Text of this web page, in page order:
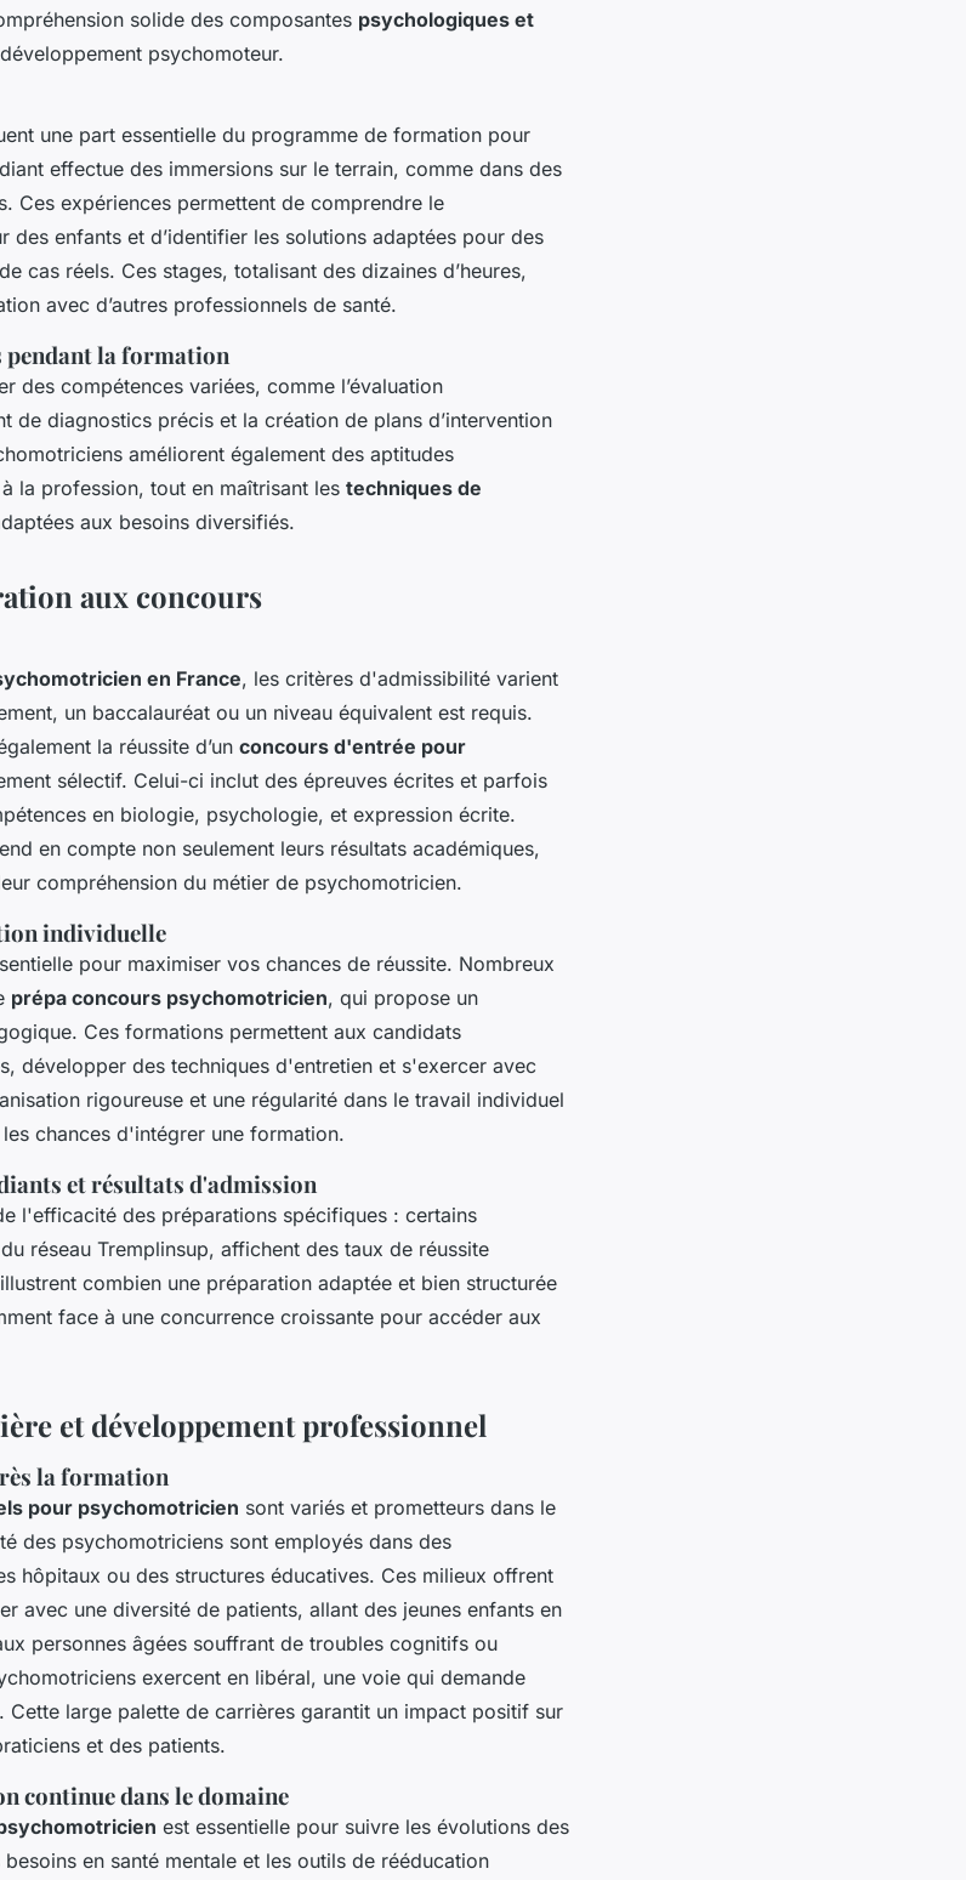
solide des composantes psychologiques et
psychomoteur.
une part essentielle du programme de formation pour
effectue des immersions sur le terrain, comme dans des
Ces expériences permettent de comprendre le
des enfants et d’identifier les solutions adaptées pour des
cas réels. Ces stages, totalisant des dizaines d’heures,
avec d’autres professionnels de santé.
pendant la formation
des compétences variées, comme l’évaluation
de diagnostics précis et la création de plans d’intervention
améliorent également des aptitudes
la profession, tout en maîtrisant les techniques de
aux besoins diversifiés.
aux concours
en France, les critères d'admissibilité varient
un baccalauréat ou un niveau équivalent est requis.
la réussite d’un concours d'entrée pour
sélectif. Celui-ci inclut des épreuves écrites et parfois
en biologie, psychologie, et expression écrite.
en compte non seulement leurs résultats académiques,
compréhension du métier de psychomotricien.
individuelle
pour maximiser vos chances de réussite. Nombreux
prépa concours psychomotricien, qui propose un
Ces formations permettent aux candidats
développer des techniques d'entretien et s'exercer avec
rigoureuse et une régularité dans le travail individuel
chances d'intégrer une formation.
et résultats d'admission
l'efficacité des préparations spécifiques : certains
réseau Tremplinsup, affichent des taux de réussite
combien une préparation adaptée et bien structurée
face à une concurrence croissante pour accéder aux
et développement professionnel
la formation
pour psychomotricien sont variés et prometteurs dans le
des psychomotriciens sont employés dans des
hôpitaux ou des structures éducatives. Ces milieux offrent
avec une diversité de patients, allant des jeunes enfants en
personnes âgées souffrant de troubles cognitifs ou
exercent en libéral, une voie qui demande
Cette large palette de carrières garantit un impact positif sur
et des patients.
continue dans le domaine
est essentielle pour suivre les évolutions des
en santé mentale et les outils de rééducation